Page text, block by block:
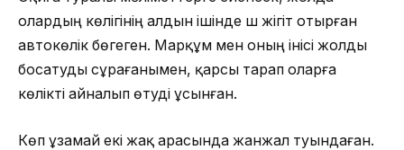
олардың көлігінің алдын ішінде үш жігіт отырған
автокөлік бөгеген. Марқұм мен оның інісі жолды
босатуды сұрағанымен, қарсы тарап оларға
көлікті айналып өтуді ұсынған.
Көп ұзамай екі жақ арасында жанжал туындаған.